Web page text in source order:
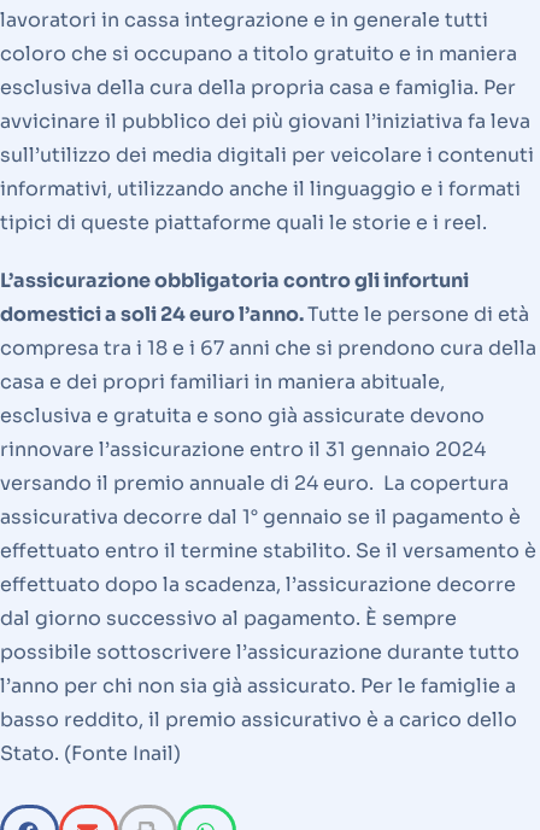
lavoratori in cassa integrazione e in generale tutti
coloro che si occupano a titolo gratuito e in maniera
esclusiva della cura della propria casa e famiglia. Per
avvicinare il pubblico dei più giovani l’iniziativa fa leva
sull’utilizzo dei media digitali per veicolare i contenuti
informativi, utilizzando anche il linguaggio e i formati
tipici di queste piattaforme quali le storie e i reel.
L’assicurazione obbligatoria contro gli infortuni
domestici a soli 24 euro l’anno.Tutte le persone di età
compresa tra i 18 e i 67 anni che si prendono cura della
casa e dei propri familiari in maniera abituale,
esclusiva e gratuita e sono già assicurate devono
rinnovare l’assicurazione entro il 31 gennaio 2024
versando il premio annuale di 24 euro. La copertura
assicurativa decorre dal 1° gennaio se il pagamento è
effettuato entro il termine stabilito. Se il versamento è
effettuato dopo la scadenza, l’assicurazione decorre
dal giorno successivo al pagamento. È sempre
possibile sottoscrivere l’assicurazione durante tutto
l’anno per chi non sia già assicurato. Per le famiglie a
basso reddito, il premio assicurativo è a carico dello
Stato. (Fonte Inail)